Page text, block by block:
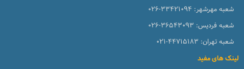
شعبه مهرشهر: 026-33421094
شعبه فردیس: 026-36543093
شعبه تهران: 021-44715183
لینک های مفید